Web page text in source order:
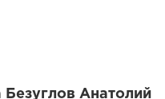
Анатолий